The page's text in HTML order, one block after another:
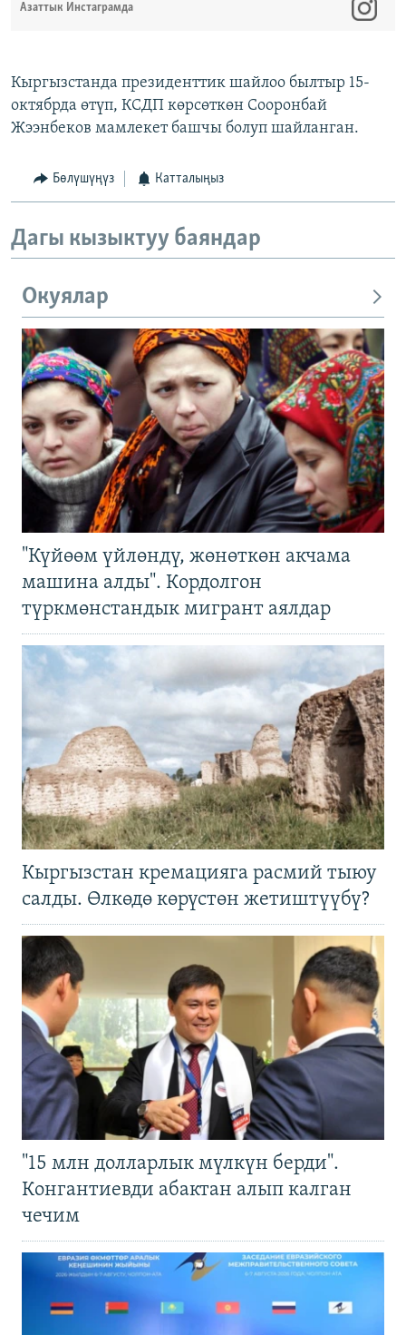
Азаттык Инстаграмда
Кыргызстанда президенттик шайлоо былтыр 15-
октябрда өтүп, КСДП көрсөткөн Сооронбай
Жээнбеков мамлекет башчы болуп шайланган.
Бөлүшүңүз Катталыңыз
Дагы кызыктуу баяндар
Окуялар
"Күйөөм үйлөндү, жөнөткөн акчама
машина алды". Кордолгон
түркмөнстандык мигрант аялдар
Кыргызстан кремацияга расмий тыюу
салды. Өлкөдө көрүстөн жетиштүүбү?
"15 млн долларлык мүлкүн берди".
Конгантиевди абактан алып калган
чечим